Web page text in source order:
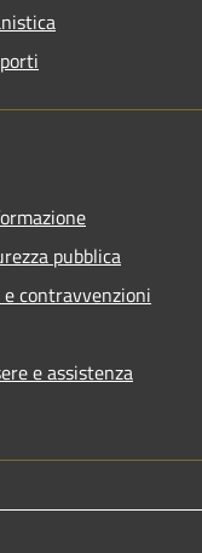
pubblica
contravvenzioni
e assistenza